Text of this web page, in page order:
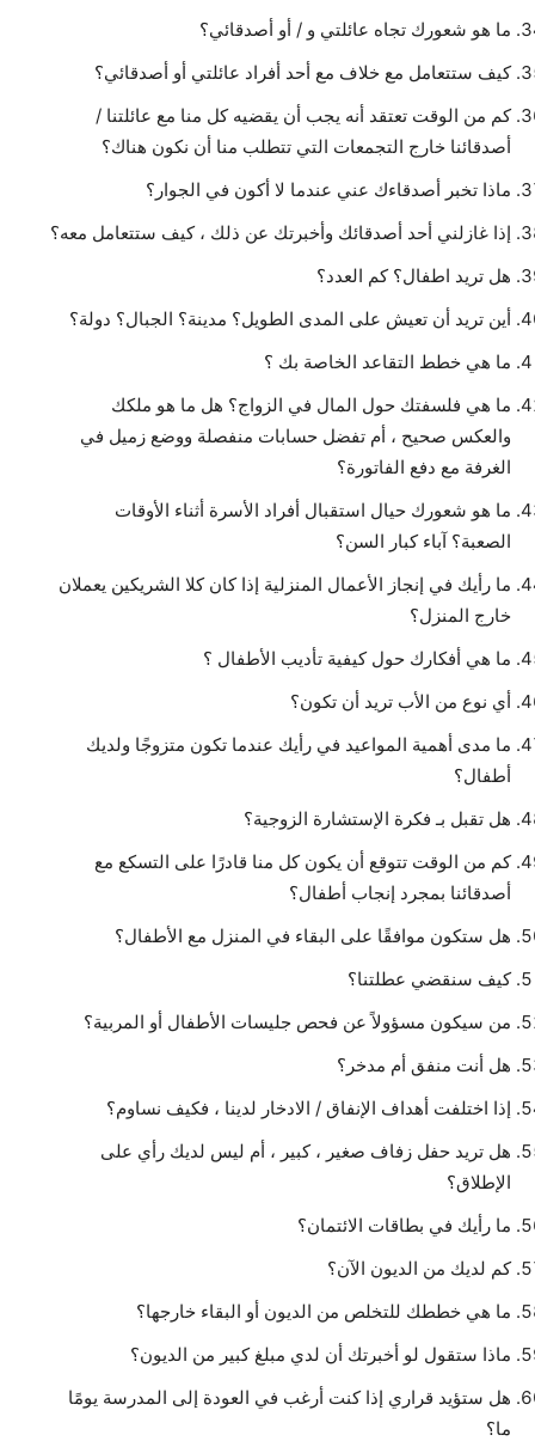
ما هو شعورك تجاه عائلتي و / أو أصدقائي؟
كيف ستتعامل مع خلاف مع أحد أفراد عائلتي أو أصدقائي؟
كم من الوقت تعتقد أنه يجب أن يقضيه كل منا مع عائلتنا /
أصدقائنا خارج التجمعات التي تتطلب منا أن نكون هناك؟
ماذا تخبر أصدقاءك عني عندما لا أكون في الجوار؟
إذا غازلني أحد أصدقائك وأخبرتك عن ذلك ، كيف ستتعامل معه؟
هل تريد اطفال؟ كم العدد؟
أين تريد أن تعيش على المدى الطويل؟ مدينة؟ الجبال؟ دولة؟
ما هي خطط التقاعد الخاصة بك ؟
ما هي فلسفتك حول المال في الزواج؟ هل ما هو ملكك
والعكس صحيح ، أم تفضل حسابات منفصلة ووضع زميل في
الغرفة مع دفع الفاتورة؟
ما هو شعورك حيال استقبال أفراد الأسرة أثناء الأوقات
الصعبة؟ آباء كبار السن؟
ما رأيك في إنجاز الأعمال المنزلية إذا كان كلا الشريكين يعملان
خارج المنزل؟
ما هي أفكارك حول كيفية تأديب الأطفال ؟
أي نوع من الأب تريد أن تكون؟
ما مدى أهمية المواعيد في رأيك عندما تكون متزوجًا ولديك
أطفال؟
هل تقبل بـ فكرة الإستشارة الزوجية؟
كم من الوقت تتوقع أن يكون كل منا قادرًا على التسكع مع
أصدقائنا بمجرد إنجاب أطفال؟
هل ستكون موافقًا على البقاء في المنزل مع الأطفال؟
كيف سنقضي عطلتنا؟
من سيكون مسؤولاً عن فحص جليسات الأطفال أو المربية؟
هل أنت منفق أم مدخر؟
إذا اختلفت أهداف الإنفاق / الادخار لدينا ، فكيف نساوم؟
هل تريد حفل زفاف صغير ، كبير ، أم ليس لديك رأي على
الإطلاق؟
ما رأيك في بطاقات الائتمان؟
كم لديك من الديون الآن؟
ما هي خططك للتخلص من الديون أو البقاء خارجها؟
ماذا ستقول لو أخبرتك أن لدي مبلغ كبير من الديون؟
هل ستؤيد قراري إذا كنت أرغب في العودة إلى المدرسة يومًا
ما؟